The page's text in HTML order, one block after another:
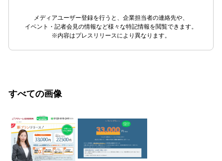
メディアユーザー登録を行うと、企業担当者の連絡先や、
イベント・記者会見の情報など様々な特記情報を閲覧できます。
※内容はプレスリリースにより異なります。
すべての画像